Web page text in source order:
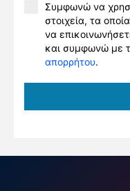
Συμφωνώ να
στοιχεία, τα
να
και συμφωνώ με
απορρήτου.